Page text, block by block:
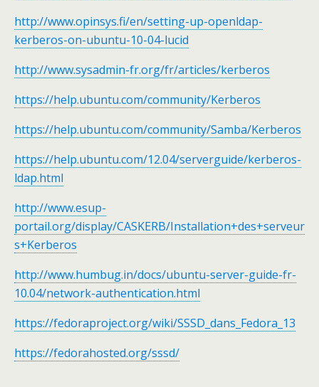
http://www.opinsys.fi/en/setting-up-openldap-
kerberos-on-ubuntu-10-04-lucid
http://www.sysadmin-fr.org/fr/articles/kerberos
https://help.ubuntu.com/community/Kerberos
https://help.ubuntu.com/community/Samba/Kerberos
https://help.ubuntu.com/12.04/serverguide/kerberos-
ldap.html
http://www.esup-
portail.org/display/CASKERB/Installation+des+serveur
s+Kerberos
http://www.humbug.in/docs/ubuntu-server-guide-fr-
10.04/network-authentication.html
https://fedoraproject.org/wiki/SSSD_dans_Fedora_13
https://fedorahosted.org/sssd/